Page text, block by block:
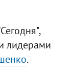
лидерами
.